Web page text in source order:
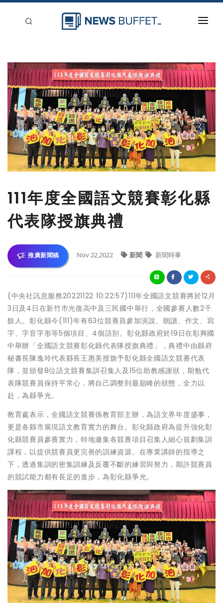
新聞稿分類
登入
刊登
111年度全國語文競賽彰化縣
代表隊授旗典禮
推廣新聞稿 Nov 22,2022 新聞 新聞時事
(中央社訊息服務20221122 10:22:57)111年全國語文競賽將於12月
3日及4日在新竹市光復高中及三民國中舉行，全國參賽人數2千
餘人。彰化縣今(111)年有63位競賽員參加演說、朗讀、作文、寫
字、字音字形等5個項目、4個語別。彰化縣政府於19日在彰興國
中舉辦「全國語文競賽彰化縣代表隊授旗典禮」，典禮中由縣府
秘書長陳逸玲代表縣長王惠美授旗予彰化縣全國語文競賽代表
隊，並頒發8位語文競賽集訓召集人及15位助教感謝狀，期勉代
表隊競賽員保持平常心，將自己調整到最巔峰的狀態，全力以
赴，為縣爭光。
教育處表示，全國語文競賽係教育部主辦，為語文界年度盛事，
更是各縣市展現語文教育實力的舞台。彰化縣政府為提升強化彰
化縣競賽員參賽實力，特地邀集各競賽項目召集人細心規劃集訓
課程，以提供競賽員更完善的訓練資源。在專業講師的指導之
下，透過集訓的密集訓練及反覆不斷的練習與努力，期許競賽員
的競試能力都有長足的進步，為彰化縣爭光。